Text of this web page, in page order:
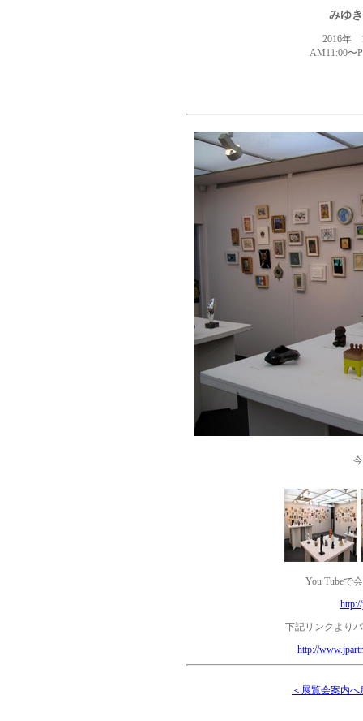
みゆ
2016年
AM11:00〜
You Tubeで
下記リンクより
http://
＜展覧会案内へ